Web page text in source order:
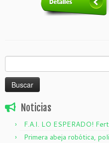
Noticias
F.A.I. LO ESPERADO!
Primera abeja robótica,